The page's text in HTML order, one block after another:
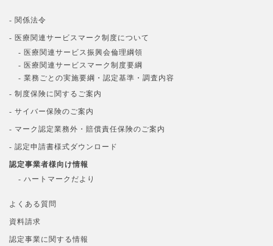
- 関係法令
- 医療関連サービスマーク制度について
- 医療関連サービス振興会倫理綱領
- 医療関連サービスマーク制度要綱
- 業務ごとの実施要綱・認定基準・調査内容
- 制度保険に関するご案内
- サイバー保険のご案内
- マーク認定業務外・賠償責任保険のご案内
- 認定申請書様式ダウンロード
認定事業者様向け情報
- ハートマークだより
よくある質問
資料請求
認定事業に関する情報